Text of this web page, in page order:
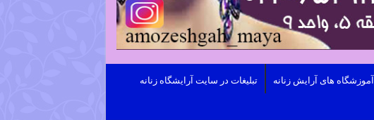
آموزشگاه های آرایش زنانه تبلیغات در سایت آرایشگاه زنانه